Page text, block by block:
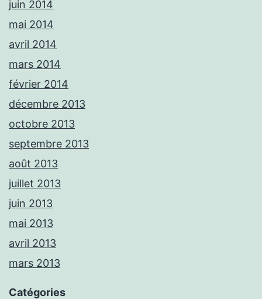
juin 2014
mai 2014
avril 2014
mars 2014
février 2014
décembre 2013
octobre 2013
septembre 2013
août 2013
juillet 2013
juin 2013
mai 2013
avril 2013
mars 2013
Catégories